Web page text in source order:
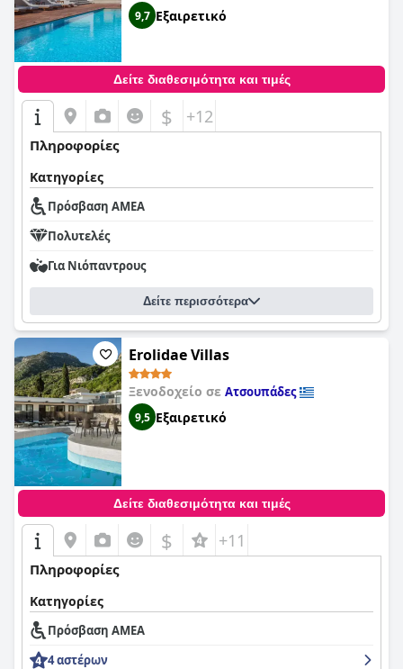
9,7 Εξαιρετικό
Δείτε διαθεσιμότητα και τιμές
$ +12
Πληροφορίες
Κατηγορίες
Πρόσβαση ΑΜΕΑ
Πολυτελές
Για Νιόπαντρους
Δείτε περισσότερα
Erolidae Villas
Ξενοδοχείο σε Ατσουπάδες
9,5 Εξαιρετικό
Δείτε διαθεσιμότητα και τιμές
$ +11
Πληροφορίες
Κατηγορίες
Πρόσβαση ΑΜΕΑ
4 αστέρων